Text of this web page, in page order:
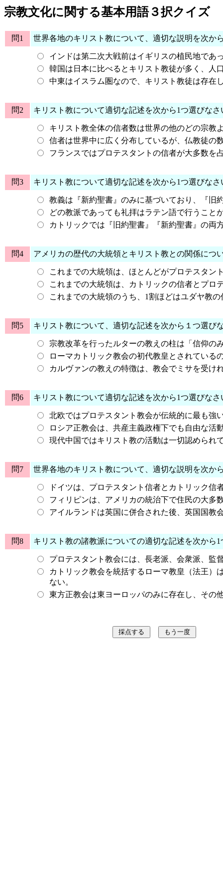
宗教文化に関する基本用語３択クイズ
問1 世界各地のキリスト教について、適切な説明を次か
インドは第二次大戦前はイギリスの植民地であ
韓国は日本に比べるとキリスト教徒が多く、人
中東はイスラム圏なので、キリスト教徒は存在
問2 キリスト教について適切な記述を次から1つ選びなさ
キリスト教全体の信者数は世界の他のどの宗教
信者は世界中に広く分布しているが、仏教徒の
フランスではプロテスタントの信者が大多数を
問3 キリスト教について適切な記述を次から1つ選びなさ
教義は『新約聖書』のみに基づいており、『旧
どの教派であっても礼拝はラテン語で行うこと
カトリックでは『旧約聖書』『新約聖書』の両
問4 アメリカの歴代の大統領とキリスト教との関係につ
これまでの大統領は、ほとんどがプロテスタン
これまでの大統領は、カトリックの信者とプロ
これまでの大統領のうち、1割ほどはユダヤ教
問5 キリスト教について、適切な記述を次から１つ選び
宗教改革を行ったルターの教えの柱は「信仰の
ローマカトリック教会の初代教皇とされている
カルヴァンの教えの特徴は、教会でミサを受け
問6 キリスト教について適切な記述を次から1つ選びなさ
北欧ではプロテスタント教会が伝統的に最も強
ロシア正教会は、共産主義政権下でも自由な活
現代中国ではキリスト教の活動は一切認められ
問7 世界各地のキリスト教について、適切な説明を次か
ドイツは、プロテスタント信者とカトリック信
フィリピンは、アメリカの統治下で住民の大多
アイルランドは英国に併合された後、英国国教
問8 キリスト教の諸教派についての適切な記述を次から
プロテスタント教会には、長老派、会衆派、監
カトリック教会を統括するローマ教皇（法王）
ない。
東方正教会は東ヨーロッパのみに存在し、その